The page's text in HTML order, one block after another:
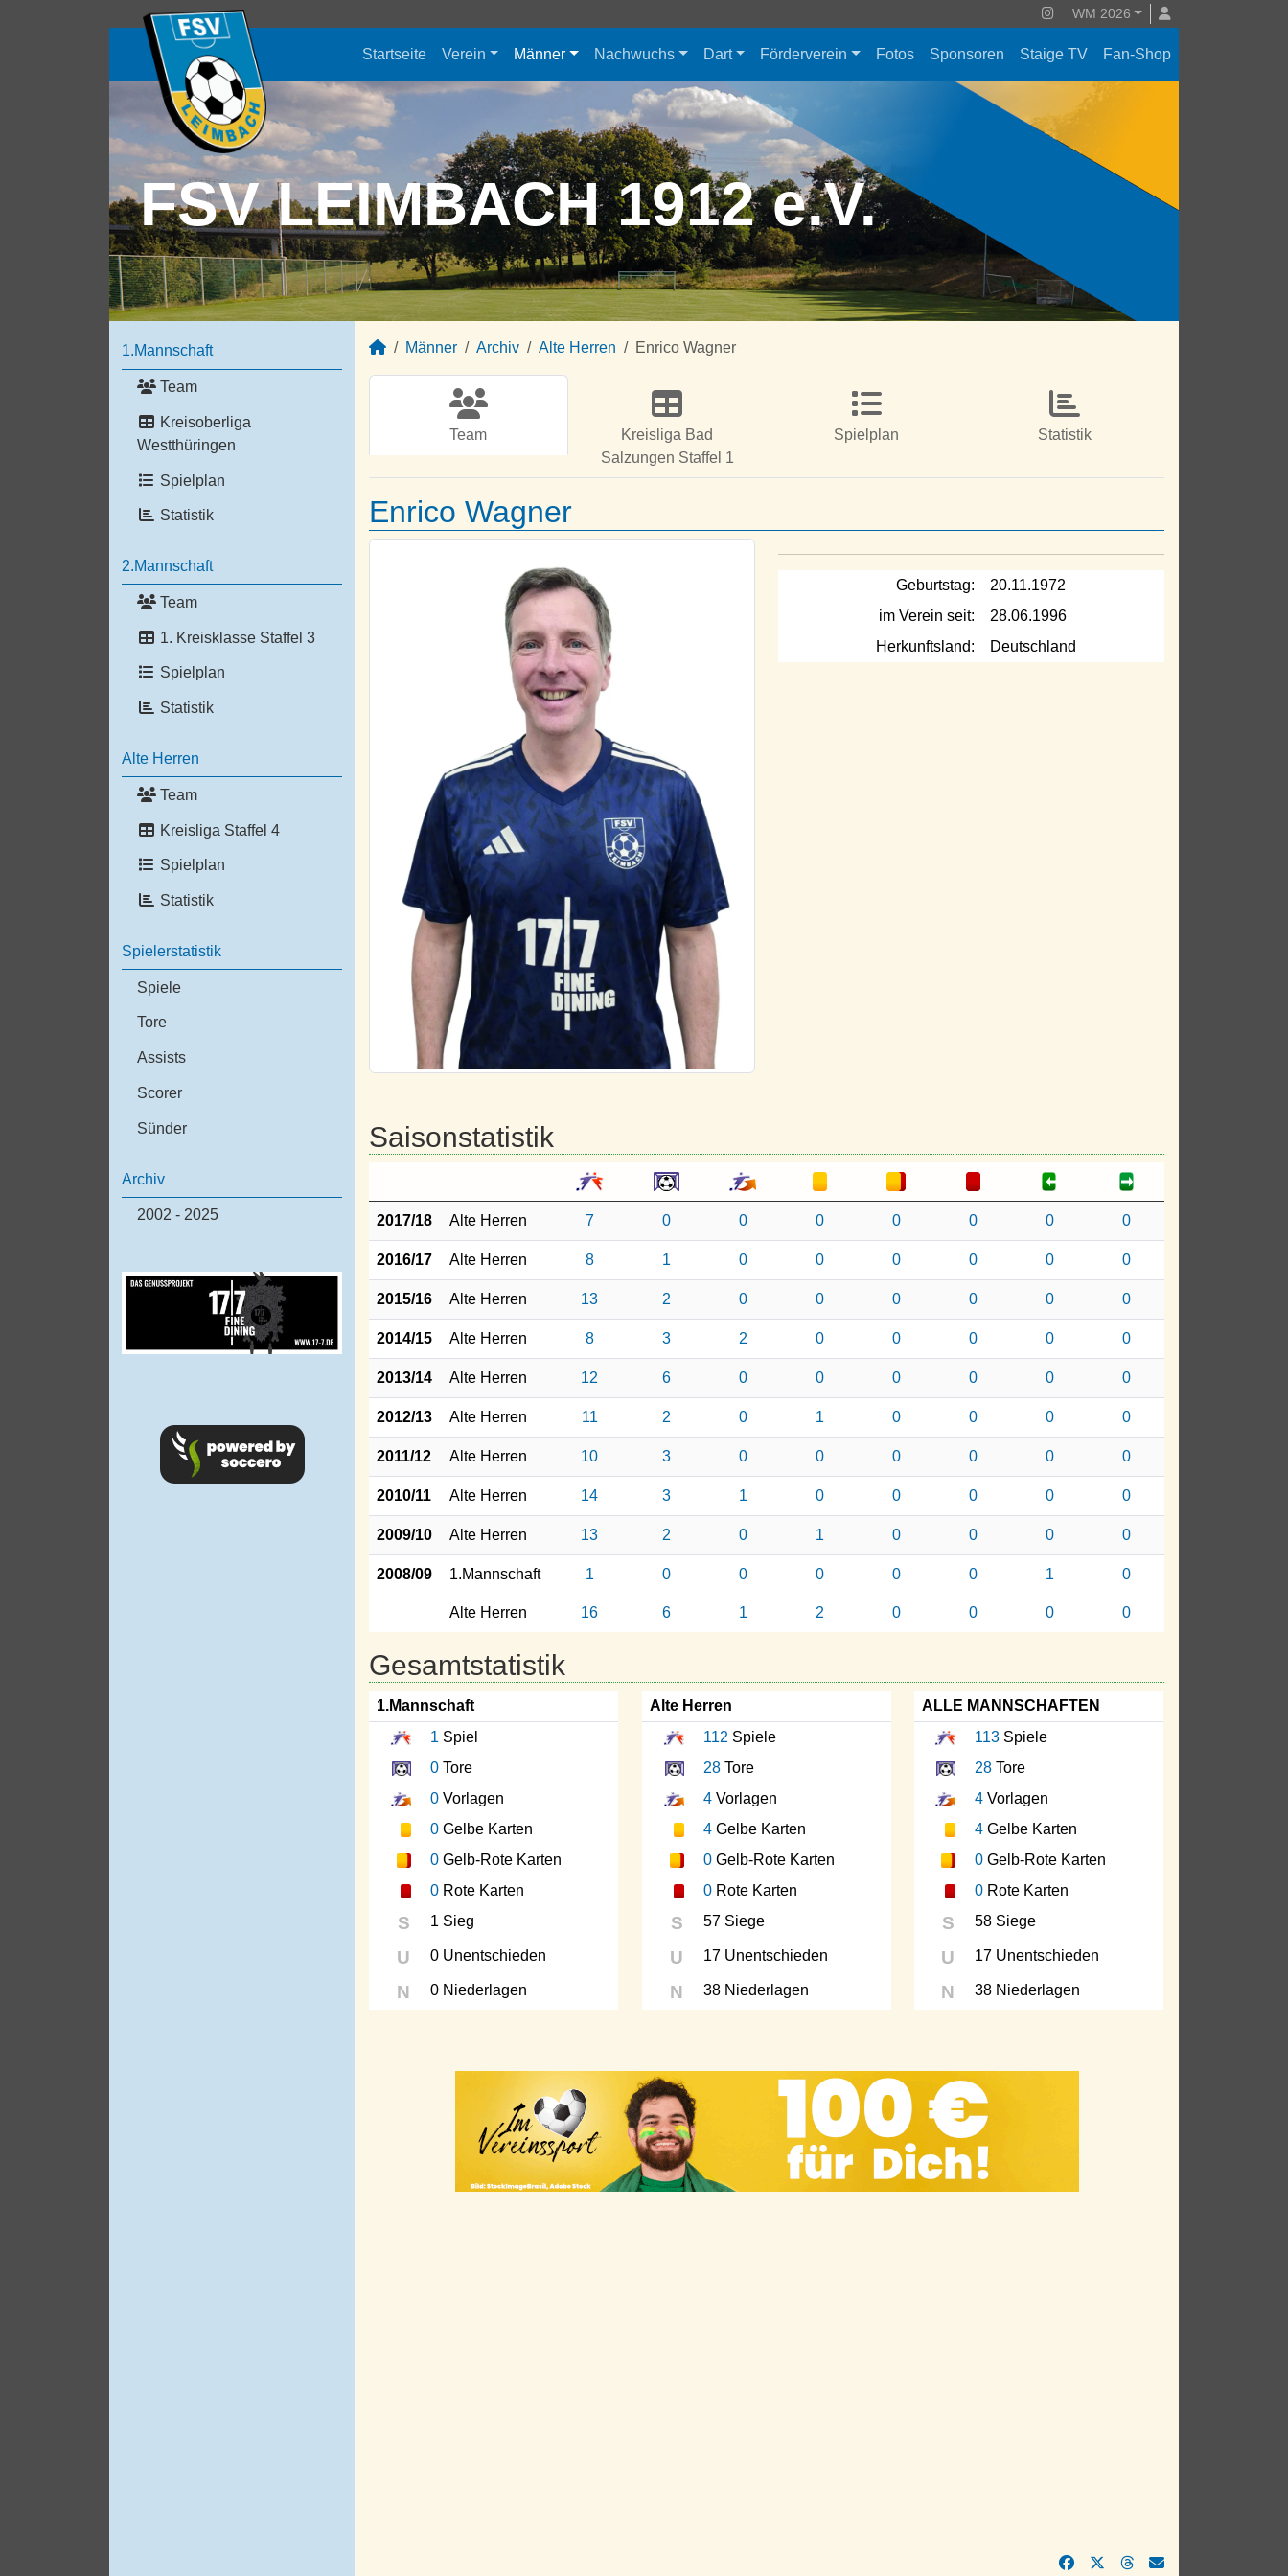
WM 2026
Startseite Verein Männer Nachwuchs Dart Förderverein Fotos Sponsoren Staige TV Fan-Shop
FSV LEIMBACH 1912 e.V.
1.Mannschaft
Team
Kreisoberliga
Westthüringen
Spielplan
Statistik
2.Mannschaft
Team
1. Kreisklasse Staffel 3
Spielplan
Statistik
Alte Herren
Team
Kreisliga Staffel 4
Spielplan
Statistik
Spielerstatistik
Spiele
Tore
Assists
Scorer
Sünder
Archiv
2002 - 2025
Männer Archiv Alte Herren Enrico Wagner
Team
Kreisliga Bad
Salzungen Staffel 1
Spielplan Statistik
Enrico Wagner
Geburtstag:
20.11.1972
im Verein seit:
28.06.1996
Herkunftsland:
Deutschland
Saisonstatistik
2017/18 Alte Herren 7 0 0 0 0 0 0 0
2016/17 Alte Herren 8 1 0 0 0 0 0 0
2015/16 Alte Herren 13 2 0 0 0 0 0 0
2014/15 Alte Herren 8 3 2 0 0 0 0 0
2013/14 Alte Herren 12 6 0 0 0 0 0 0
2012/13 Alte Herren 11 2 0 1 0 0 0 0
2011/12 Alte Herren 10 3 0 0 0 0 0 0
2010/11 Alte Herren 14 3 1 0 0 0 0 0
2009/10 Alte Herren 13 2 0 1 0 0 0 0
2008/09 1.Mannschaft 1 0 0 0 0 0 1 0
Alte Herren 16 6 1 2 0 0 0 0
Gesamtstatistik
1.Mannschaft
1 Spiel
0 Tore
0 Vorlagen
0 Gelbe Karten
0 Gelb-Rote Karten
0 Rote Karten
S 1 Sieg
U 0 Unentschieden
N 0 Niederlagen
Alte Herren
112 Spiele
28Tore
4Vorlagen
4Gelbe Karten
0Gelb-Rote Karten
0Rote Karten
S 57 Siege
U 17 Unentschieden
N 38 Niederlagen
ALLE MANNSCHAFTEN
113 Spiele
28 Tore
4 Vorlagen
4 Gelbe Karten
0 Gelb-Rote Karten
0 Rote Karten
S 58 Siege
U 17 Unentschieden
N 38 Niederlagen